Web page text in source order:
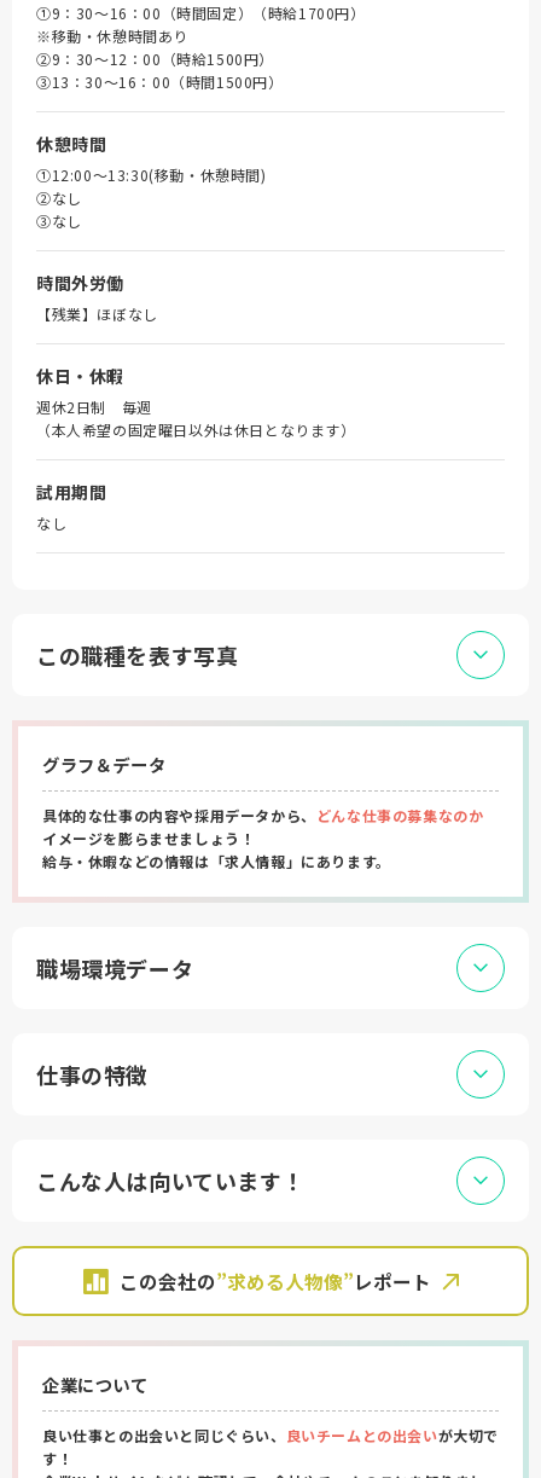
①9：30～16：00（時間固定）（時給1700円）
※移動・休憩時間あり
➁9：30～12：00（時給1500円）
③13：30～16：00（時間1500円）
休憩時間
①12:00～13:30(移動・休憩時間)
➁なし
③なし
時間外労働
【残業】ほぼなし
休日・休暇
週休2日制 毎週
（本人希望の固定曜日以外は休日となります）
試用期間
なし
この職種を表す写真
グラフ＆データ
具体的な仕事の内容や採用データから、
どんな仕事の募集なのか
イメージを膨らませましょう！
給与・休暇などの情報は「求人情報」にあります。
職場環境データ
仕事の特徴
こんな人は向いています！
この会社の”求める人物像”レポート
企業について
良い仕事との出会いと同じぐらい、 良いチームとの出会いが大切で
す！